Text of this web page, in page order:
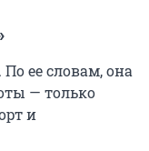
ее словам, она
— только
и